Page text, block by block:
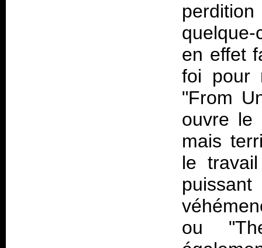
quelque-
en effet
foi pour
"From
ouvre le
mais
le
ou